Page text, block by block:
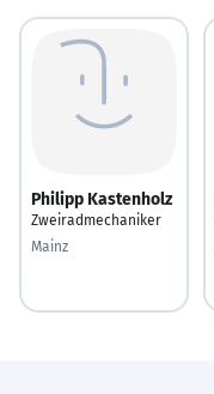
Philipp Kastenholz
Zweiradmechaniker
Mainz